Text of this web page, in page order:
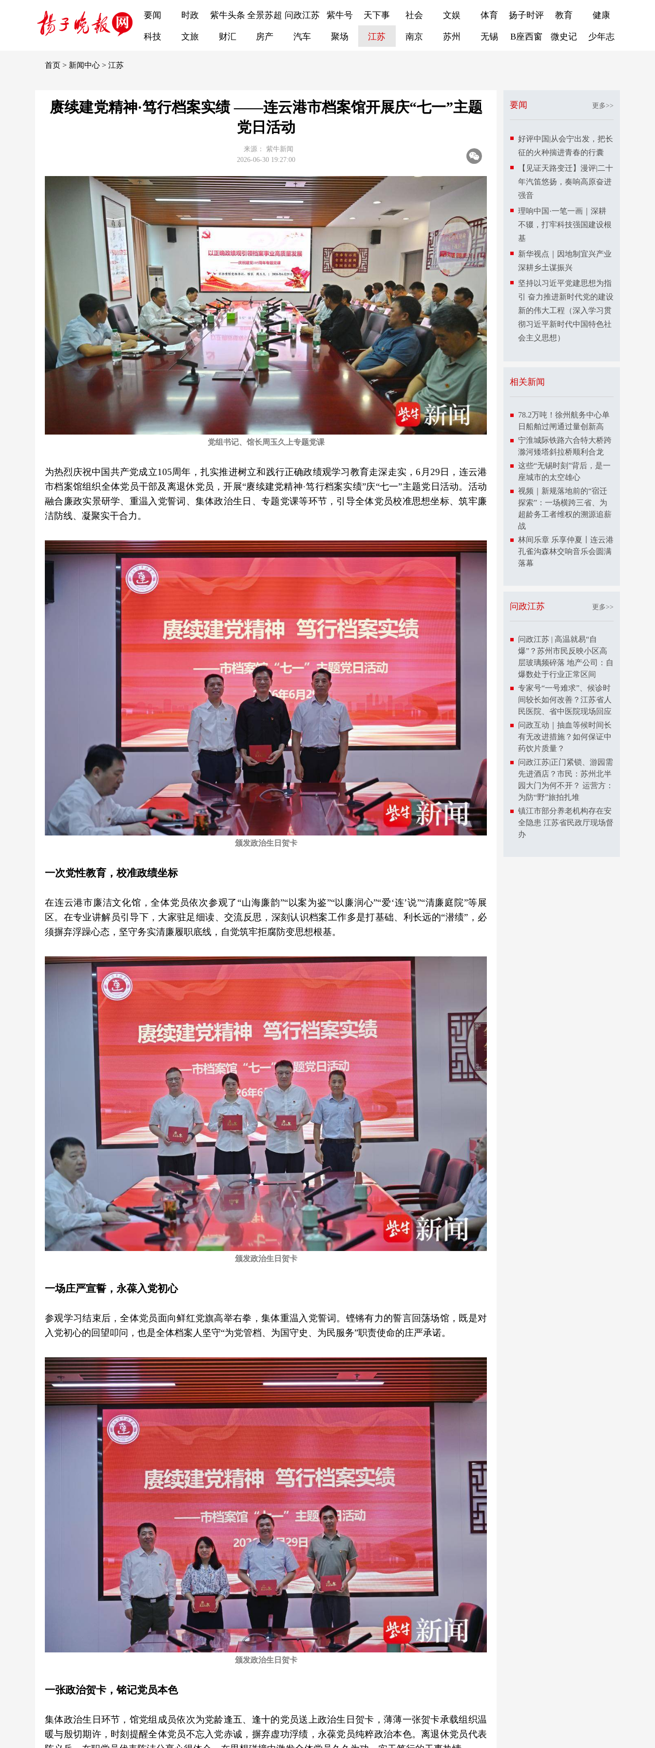
要闻 时政 紫牛头条 全景苏超 问政江苏 紫牛号 天下事 社会 文娱 体育 扬子时评 教育 健康
科技 文旅 财汇 房产 汽车 聚场 江苏 南京 苏州 无锡 B座西窗 微史记 少年志
首页 > 新闻中心 > 江苏
赓续建党精神·笃行档案实绩 ——连云港市档案馆开展庆“七一”主题
党日活动
来源：
紫牛新闻
2026-06-30 19:27:00
党组书记、馆长周玉久上专题党课
为热烈庆祝中国共产党成立105周年，扎实推进树立和践行正确政绩观学习教育走深走实，6月29日，连云港
市档案馆组织全体党员干部及离退休党员，开展“赓续建党精神·笃行档案实绩”庆“七一”主题党日活动。活动
融合廉政实景研学、重温入党誓词、集体政治生日、专题党课等环节，引导全体党员校准思想坐标、筑牢廉
洁防线、凝聚实干合力。
颁发政治生日贺卡
一次党性教育，校准政绩坐标
在连云港市廉洁文化馆，全体党员依次参观了“山海廉韵”“以案为鉴”“以廉润心”“爱‘连’说”“清廉庭院”等展
区。在专业讲解员引导下，大家驻足细读、交流反思，深刻认识档案工作多是打基础、利长远的“潜绩”，必
须摒弃浮躁心态，坚守务实清廉履职底线，自觉筑牢拒腐防变思想根基。
颁发政治生日贺卡
一场庄严宣誓，永葆入党初心
参观学习结束后，全体党员面向鲜红党旗高举右拳，集体重温入党誓词。铿锵有力的誓言回荡场馆，既是对
入党初心的回望叩问，也是全体档案人坚守“为党管档、为国守史、为民服务”职责使命的庄严承诺。
颁发政治生日贺卡
一张政治贺卡，铭记党员本色
集体政治生日环节，馆党组成员依次为党龄逢五、逢十的党员送上政治生日贺卡，薄薄一张贺卡承载组织温
暖与殷切期许，时刻提醒全体党员不忘入党赤诚，摒弃虚功浮绩，永葆党员纯粹政治本色。离退休党员代表
要闻 更多>>
好评中国|从会宁出发，把长
征的火种揣进青春的行囊
【见证天路变迁】漫评|二十
年汽笛悠扬，奏响高原奋进
强音
理响中国·一笔一画｜深耕
不辍，打牢科技强国建设根
基
新华视点｜因地制宜兴产业
深耕乡土谋振兴
坚持以习近平党建思想为指
引 奋力推进新时代党的建设
新的伟大工程（深入学习贯
彻习近平新时代中国特色社
会主义思想）
相关新闻
78.2万吨！徐州航务中心单
日船舶过闸通过量创新高
宁淮城际铁路六合特大桥跨
滁河矮塔斜拉桥顺利合龙
这些“无锡时刻”背后，是一
座城市的太空雄心
视频｜新规落地前的“宿迁
探索”：一场横跨三省、为
超龄务工者维权的溯源追薪
战
林间乐章 乐享仲夏〡连云港
孔雀沟森林交响音乐会圆满
落幕
问政江苏 更多>>
问政江苏 | 高温就易“自
爆”？苏州市民反映小区高
层玻璃频碎落 地产公司：自
爆数处于行业正常区间
专家号“一号难求”、候诊时
间较长如何改善？江苏省人
民医院、省中医院现场回应
问政互动｜抽血等候时间长
有无改进措施？如何保证中
药饮片质量？
问政江苏|正门紧锁、游园需
先进酒店？市民：苏州北半
园大门为何不开？ 运营方：
为防“野”旅拍扎堆
镇江市部分养老机构存在安
全隐患 江苏省民政厅现场督
办